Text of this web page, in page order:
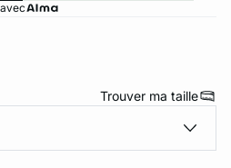
Trouver ma taille